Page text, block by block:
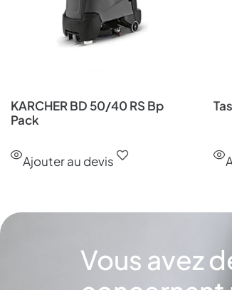
KARCHER BD 50/40 RS Bp
Pack
Ajouter au devis
Vous avez